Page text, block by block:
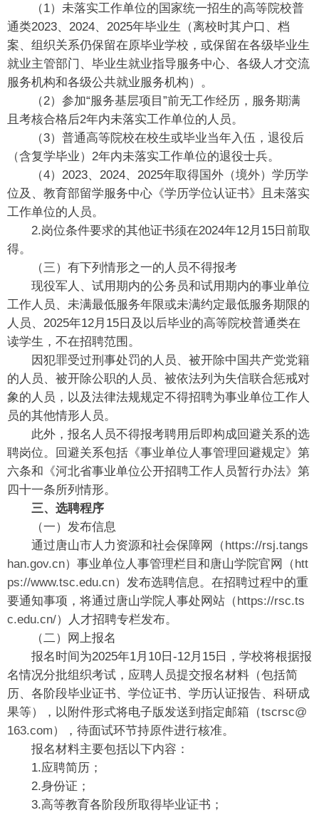
（1）未落实工作单位的国家统一招生的高等院校普
通类2023、2024、2025年毕业生（离校时其户口、档
案、组织关系仍保留在原毕业学校，或保留在各级毕业生
就业主管部门、毕业生就业指导服务中心、各级人才交流
服务机构和各级公共就业服务机构）。
（2）参加“服务基层项目”前无工作经历，服务期满
且考核合格后2年内未落实工作单位的人员。
（3）普通高等院校在校生或毕业当年入伍，退役后
（含复学毕业）2年内未落实工作单位的退役士兵。
（4）2023、2024、2025年取得国外（境外）学历学
位及、教育部留学服务中心《学历学位认证书》且未落实
工作单位的人员。
2.岗位条件要求的其他证书须在2024年12月15日前取
得。
（三）有下列情形之一的人员不得报考
现役军人、试用期内的公务员和试用期内的事业单位
工作人员、未满最低服务年限或未满约定最低服务期限的
人员、2025年12月15日及以后毕业的高等院校普通类在
读学生，不在招聘范围。
因犯罪受过刑事处罚的人员、被开除中国共产党党籍
的人员、被开除公职的人员、被依法列为失信联合惩戒对
象的人员，以及法律法规规定不得招聘为事业单位工作人
员的其他情形人员。
此外，报名人员不得报考聘用后即构成回避关系的选
聘岗位。回避关系包括《事业单位人事管理回避规定》第
六条和《河北省事业单位公开招聘工作人员暂行办法》第
四十一条所列情形。
三、选聘程序
（一）发布信息
通过唐山市人力资源和社会保障网（https://rsj.tangs
han.gov.cn）事业单位人事管理栏目和唐山学院官网（htt
ps://www.tsc.edu.cn）发布选聘信息。在招聘过程中的重
要通知事项，将通过唐山学院人事处网站（https://rsc.ts
c.edu.cn/）人才招聘专栏发布。
（二）网上报名
报名时间为2025年1月10日-12月15日，学校将根据报
名情况分批组织考试，应聘人员提交报名材料（包括简
历、各阶段毕业证书、学位证书、学历认证报告、科研成
果等），以附件形式将电子版发送到指定邮箱（tscrsc@
163.com），待面试环节持原件进行核准。
报名材料主要包括以下内容：
1.应聘简历；
2.身份证；
3.高等教育各阶段所取得毕业证书；